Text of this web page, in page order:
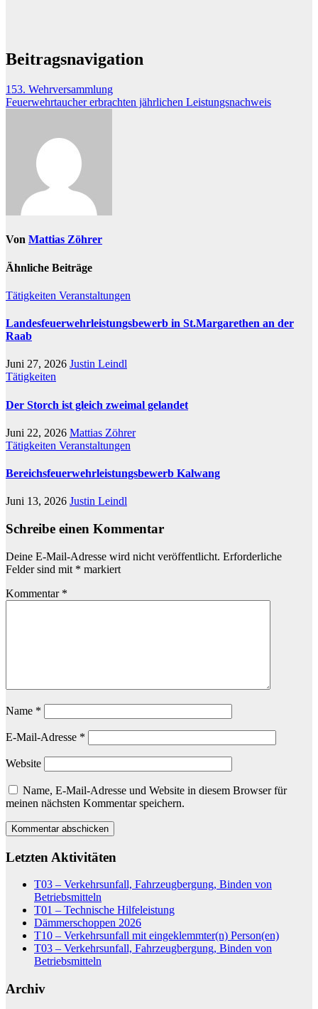
Beitragsnavigation
153. Wehrversammlung
Feuerwehrtaucher erbrachten jährlichen Leistungsnachweis
Von Mattias Zöhrer
Ähnliche Beiträge
Tätigkeiten Veranstaltungen
Landesfeuerwehrleistungsbewerb in St.Margarethen an der
Raab
Juni 27, 2026 Justin Leindl
Tätigkeiten
Der Storch ist gleich zweimal gelandet
Juni 22, 2026 Mattias Zöhrer
Tätigkeiten Veranstaltungen
Bereichsfeuerwehrleistungsbewerb Kalwang
Juni 13, 2026 Justin Leindl
Schreibe einen Kommentar
Deine E-Mail-Adresse wird nicht veröffentlicht. Erforderliche
Felder sind mit * markiert
Kommentar *
Name *
E-Mail-Adresse *
Website
Name, E-Mail-Adresse und Website in diesem Browser für
meinen nächsten Kommentar speichern.
Letzten Aktivitäten
T03 – Verkehrsunfall, Fahrzeugbergung, Binden von
Betriebsmitteln
T01 – Technische Hilfeleistung
Dämmerschoppen 2026
T10 – Verkehrsunfall mit eingeklemmter(n) Person(en)
T03 – Verkehrsunfall, Fahrzeugbergung, Binden von
Betriebsmitteln
Archiv